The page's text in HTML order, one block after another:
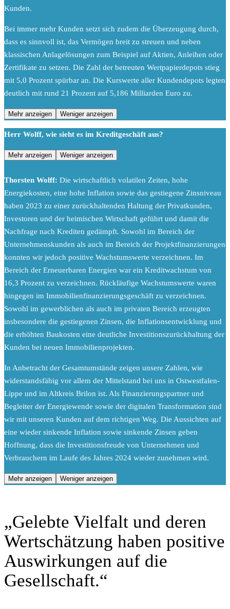
Kunden.
Bei immer mehr Kunden setzt sich zudem die Überzeugung durch,
dass es sinnvoll ist, das Vermögen breit zu streuen und neben
klassischen Anlagelösungen zum Beispiel auf Aktien, Anleihen oder
Zertifikate zu setzen. Die Zahl der betreuten Wertpapierdepots stieg
mit 5,0 Prozent spürbar an. Die Kurswerte aller Kundendepots legten
deutlich mit rund 21 Prozent auf 5,186 Milliarden Euro zu.
Mehr anzeigen Weniger anzeigen
Herr Wolff, wie sieht es im Kreditgeschäft aus?
Mehr anzeigen Weniger anzeigen
Thorsten Wolff: Die wirtschaftlich volatilen Zeiten, hohe
Energiekosten, eine hohe Inflation sowie das gestiegene Zinsniveau
haben 2023 zu einer zurückhaltenden Haltung der Privatkunden,
Investoren und der heimischen Wirtschaft geführt und damit die
Nachfrage nach Krediten gedämpft. Sowohl im Bereich der
Unternehmenskunden als auch im Bereich der Projektfinanzierungen
konnten wir jedoch positive Wachstumswerte verzeichnen. Im
Bereich der Erneuerbaren Energien war ein Kreditwachstum von
16,3 Prozent zu verzeichnen. Rückläufige Wachstumswerte waren
hingegen im Immobilienfinanzierungsgeschäft zu verzeichnen.
Sowohl im gewerblichen als auch im privaten Bereich erzeugten
insbesondere die gestiegenen Zinsen, die Inflationsentwicklung und
die erhöhten Baukosten eine deutliche Investitionszurückhaltung der
Kunden bei neuen Immobilienprojekten.
In Anbetracht der Gesamtumstände zeigen unsere Zahlen, wie
widerstandsfähig vor allem der Mittelstand bei uns in Ostwestfalen-
Lippe und im Altkreis Brilon ist. Als Finanzierungspartner und
Begleiter der Energiewende sowie der digitalen Transformation sind
wir mit unseren Kunden auf dem richtigen Weg. Die Aussichten auf
eine wieder sinkende Inflation sowie sinkende Zinsen geben
Hoffnung, dass die Investitionsfreude von Unternehmen und
Verbrauchern im Laufe des Jahres 2024 wieder zunehmen wird.
Mehr anzeigen Weniger anzeigen
„Gelebte Vielfalt und deren
Wertschätzung haben positive
Auswirkungen auf die
Gesellschaft.“